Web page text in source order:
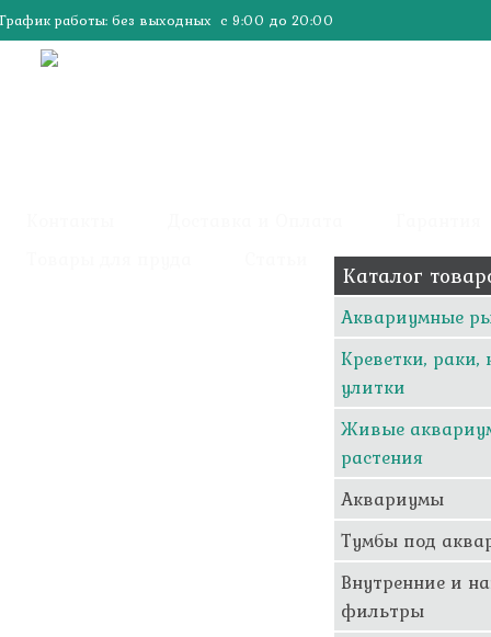
График работы: без выходных с 9:00 до 20:00
Каталог
Аквариумные
Креветки, раки,
улитки
Живые
растения
Аквариумы
Тумбы под
Внутренние и
фильтры